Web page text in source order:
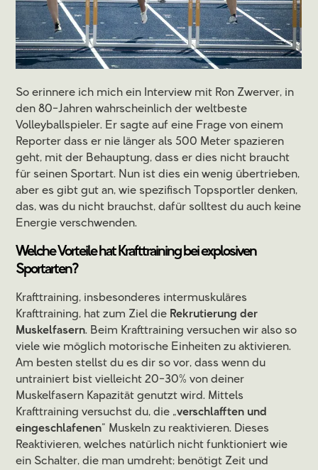
So erinnere ich mich ein Interview mit Ron Zwerver, in
den 80-Jahren wahrscheinlich der weltbeste
Volleyballspieler. Er sagte auf eine Frage von einem
Reporter dass er nie länger als 500 Meter spazieren
geht, mit der Behauptung, dass er dies nicht braucht
für seinen Sportart. Nun ist dies ein wenig übertrieben,
aber es gibt gut an, wie spezifisch Topsportler denken,
das, was du nicht brauchst, dafür solltest du auch keine
Energie verschwenden.
Welche Vorteile hat Krafttraining bei explosiven
Sportarten?
Krafttraining, insbesonderes intermuskuläres
Krafttraining, hat zum Ziel die Rekrutierung der
Muskelfasern. Beim Krafttraining versuchen wir also so
viele wie möglich motorische Einheiten zu aktivieren.
Am besten stellst du es dir so vor, dass wenn du
untrainiert bist vielleicht 20-30% von deiner
Muskelfasern Kapazität genutzt wird. Mittels
Krafttraining versuchst du, die „verschlafften und
eingeschlafenen“ Muskeln zu reaktivieren. Dieses
Reaktivieren, welches natürlich nicht funktioniert wie
ein Schalter, die man umdreht; benötigt Zeit und